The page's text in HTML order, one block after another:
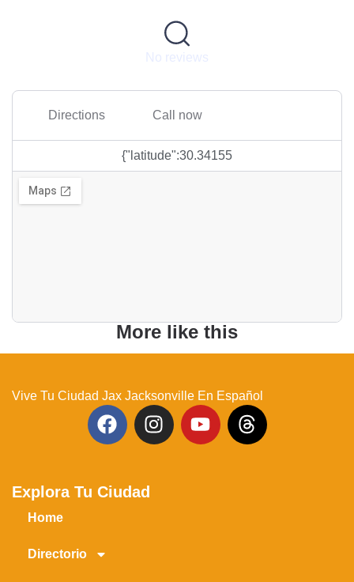
No reviews
Directions Call now
{"latitude":30.34155
More like this
Vive Tu Ciudad Jax Jacksonville En Español
Explora Tu Ciudad
Home
Directorio